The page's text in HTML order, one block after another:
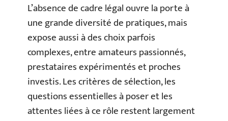
L’absence de cadre légal ouvre la porte à
une grande diversité de pratiques, mais
expose aussi à des choix parfois
complexes, entre amateurs passionnés,
prestataires expérimentés et proches
investis. Les critères de sélection, les
questions essentielles à poser et les
attentes liées à ce rôle restent largement